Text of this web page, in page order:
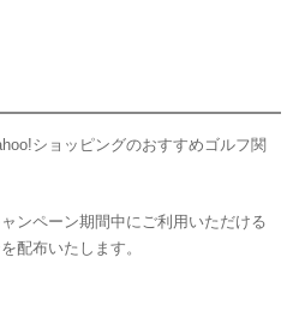
ショッピングのおすすめゴルフ関
ンペーン期間中にご利用いただける
配布いたします。